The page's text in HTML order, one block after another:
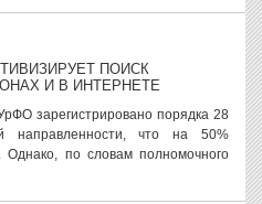
ПОИСК
И В ИНТЕРНЕТЕ
зарегистрировано порядка 28
направленности, что на 50%
по словам полномочного